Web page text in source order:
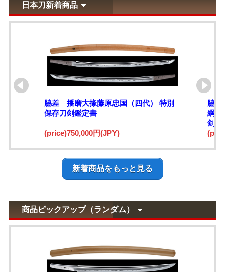
日本刀新着商品
脇差 播磨大掾藤原忠国（四代） 特別
保存刀剣鑑定書
(price)750,000円(JPY)
脇
綱)
剣
新着商品をもっと見る
商品ピックアップ（ランダム）